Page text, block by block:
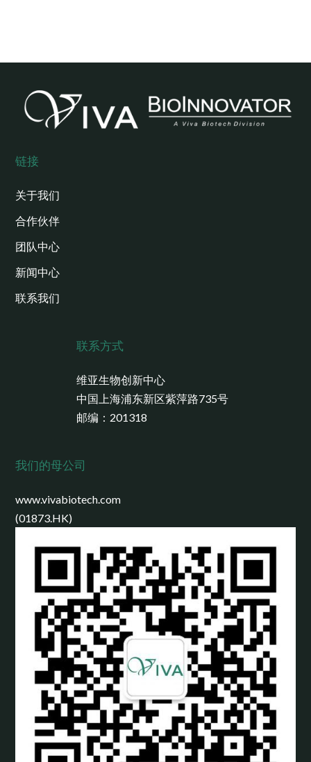
链接
关于我们
合作伙伴
团队中心
新闻中心
联系我们
联系方式
维亚生物创新中心
中国上海浦东新区紫萍路735号
邮编：201318
我们的母公司
www.vivabiotech.com
(01873.HK)